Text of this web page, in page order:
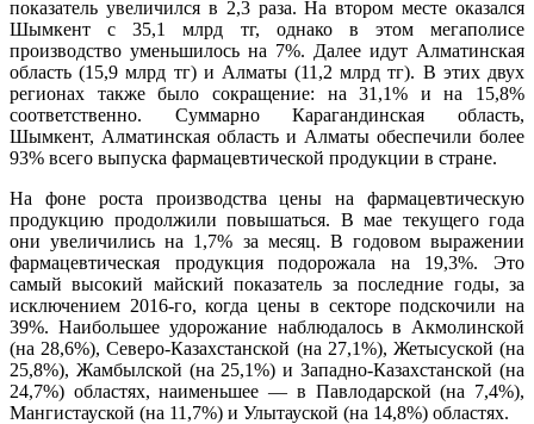
показатель увеличился в 2,3 раза. На втором месте оказался
Шымкент с 35,1 млрд тг, однако в этом мегаполисе
производство уменьшилось на 7%. Далее идут Алматинская
область (15,9 млрд тг) и Алматы (11,2 млрд тг). В этих двух
регионах также было сокращение: на 31,1% и на 15,8%
соответственно. Суммарно Карагандинская область,
Шымкент, Алматинская область и Алматы обеспечили более
93% всего выпуска фармацевтической продукции в стране.
На фоне роста производства цены на фармацевтическую
продукцию продолжили повышаться. В мае текущего года
они увеличились на 1,7% за месяц. В годовом выражении
фармацевтическая продукция подорожала на 19,3%. Это
самый высокий майский показатель за последние годы, за
исключением 2016-го, когда цены в секторе подскочили на
39%. Наибольшее удорожание наблюдалось в Акмолинской
(на 28,6%), Северо-Казахстанской (на 27,1%), Жетысуской (на
25,8%), Жамбылской (на 25,1%) и Западно-Казахстанской (на
24,7%) областях, наименьшее — в Павлодарской (на 7,4%),
Мангистауской (на 11,7%) и Улытауской (на 14,8%) областях.